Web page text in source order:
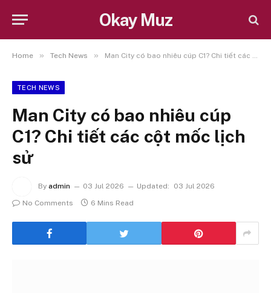
Okay Muz
Home » Tech News » Man City có bao nhiêu cúp C1? Chi tiết các cột mốc lịch sử
TECH NEWS
Man City có bao nhiêu cúp
C1? Chi tiết các cột mốc lịch
sử
By admin 03 Jul 2026 Updated:
03 Jul 2026
No Comments
6 Mins Read